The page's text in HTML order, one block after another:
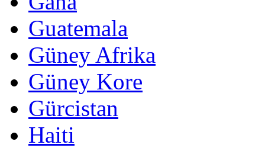
Guatemala
Güney Afrika
Güney Kore
Gürcistan
Haiti